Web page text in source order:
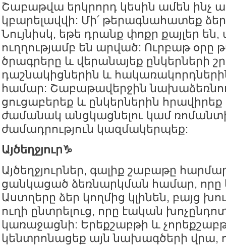
Շաբաթվա երկրորդ կեսին ամեն ինչ
կբարելավվի: Մի՛ թերագնահատեք
Նույնիսկ, եթե դրանք փոքր քայլեր
ուղղությամբ են արված: Ուրբաթ օրը
ծրագրերը և վերանայեք ընկերների
դաշնակիցներին և
համար: Շաբաթավերջին
ցուցաբերեք և ընկերներին
ժամանակ անցկացնելու կամ
ժամադրություն կազմակերպեք:
Այծեղջյուր♑️
Այծեղջյուրներ, գալիք շաբաթը
ցանկացած ձեռնարկման համար, որը
Աստղերը ձեր կողմից կլինեն, բայց
ուղի ընտրելուց, որը էական
կառաջացնի: Երեքշաբթի և
կենտրոնացեք այն նախագծերի վրա,